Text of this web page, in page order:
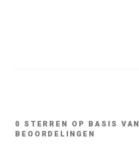
0 STERREN OP BASIS VAN
BEOORDELINGEN